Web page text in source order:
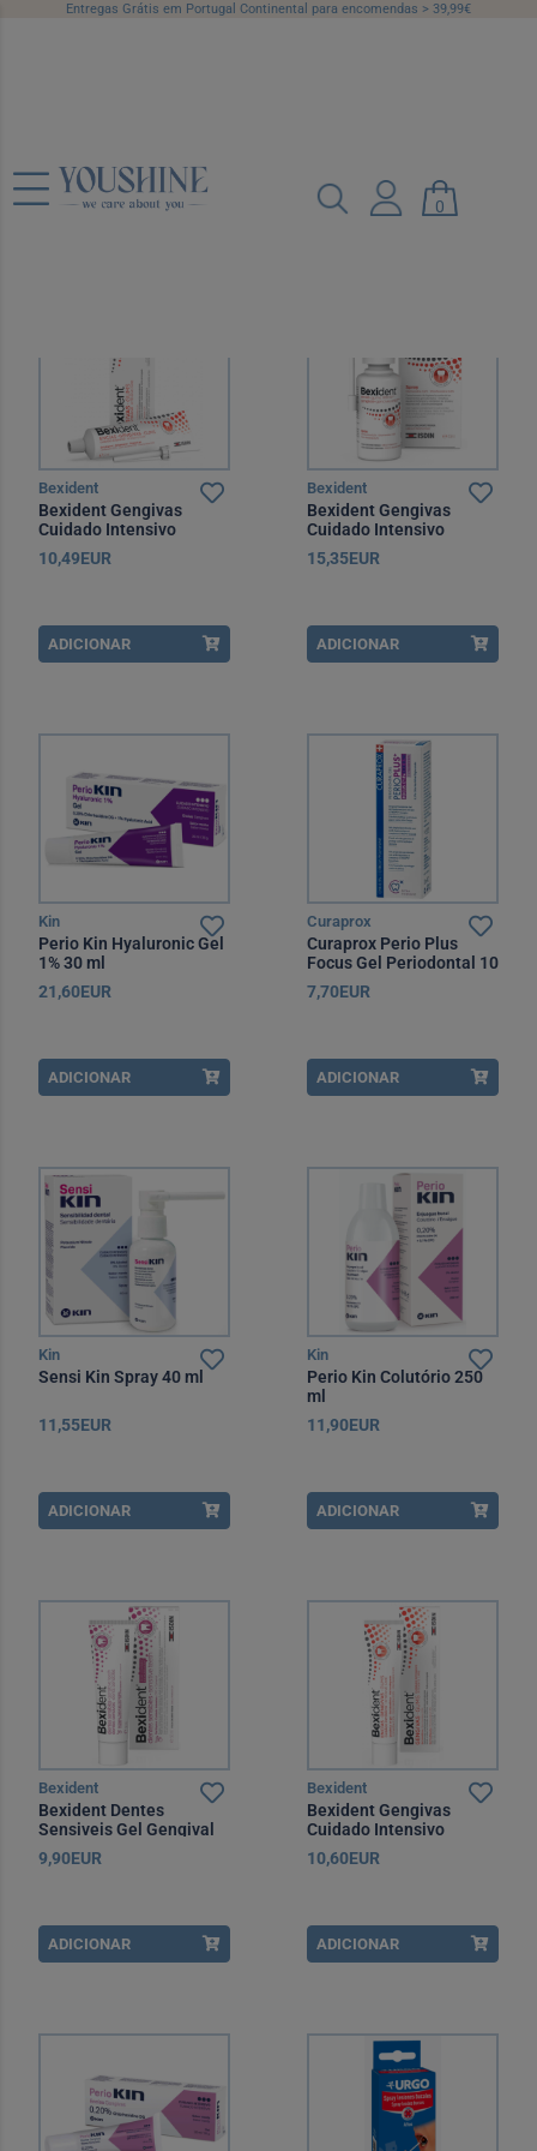
Entregas Grátis em Portugal Continental para encomendas > 39,99€
0
Categorias Marcas Preço
Bexident
Bexident Gengivas
Cuidado Intensivo
Clorohexidina Gel
Gengival 50 ml
10,49EUR
ADICIONAR
Bexident
Bexident Gengivas
Cuidado Intensivo
Clorohexidina Spray 40
ml
15,35EUR
ADICIONAR
Kin
Perio Kin Hyaluronic Gel
1% 30 ml
21,60EUR
ADICIONAR
Curaprox
Curaprox Perio Plus
Focus Gel Periodontal 10
ml
7,70EUR
ADICIONAR
Kin
Sensi Kin Spray 40 ml
11,55EUR
ADICIONAR
Kin
Perio Kin Colutório 250
ml
11,90EUR
ADICIONAR
Bexident
Bexident Dentes
Sensiveis Gel Gengival
50 ml
9,90EUR
ADICIONAR
Bexident
Bexident Gengivas
Cuidado Intensivo
Clorohexidina Gel
Dentífrico 75 ml
10,60EUR
ADICIONAR